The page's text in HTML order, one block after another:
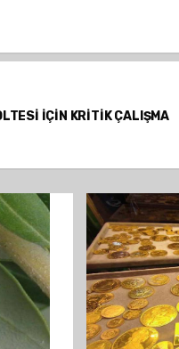
İÇİN KRİTİK ÇALIŞMA